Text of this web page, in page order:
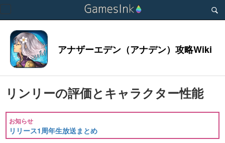
Toggle
アナザーエデン（アナデン）攻略Wiki
リンリーの評価とキャラクター性能
お知らせ
リリース1周年生放送まとめ